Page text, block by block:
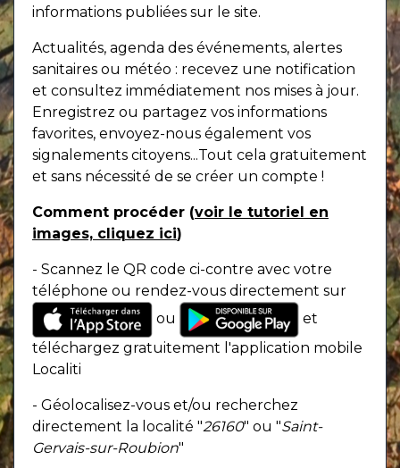
informations publiées sur le site.
Actualités, agenda des événements, alertes
sanitaires ou météo : recevez une notification
et consultez immédiatement nos mises à jour.
Enregistrez ou partagez vos informations
favorites, envoyez-nous également vos
signalements citoyens...Tout cela gratuitement
et sans nécessité de se créer un compte !
Comment procéder (voir le tutoriel en
images, cliquez ici)
- Scannez le QR code ci-contre avec votre
téléphone ou rendez-vous directement sur
ou
et
téléchargez gratuitement l'application mobile
Localiti
- Géolocalisez-vous et/ou recherchez
directement la localité "26160" ou "Saint-
Gervais-sur-Roubion"